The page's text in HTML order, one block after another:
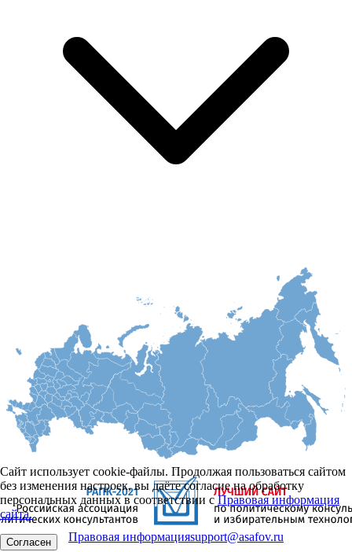
Сайт использует cookie-файлы. Продолжая пользоваться сайтом
без изменения настроек, вы даёте согласие на обработку
персональных данных в соответствии сПравовая информация
сайта.
Согласен Правовая информацияsupport@asafov.ru